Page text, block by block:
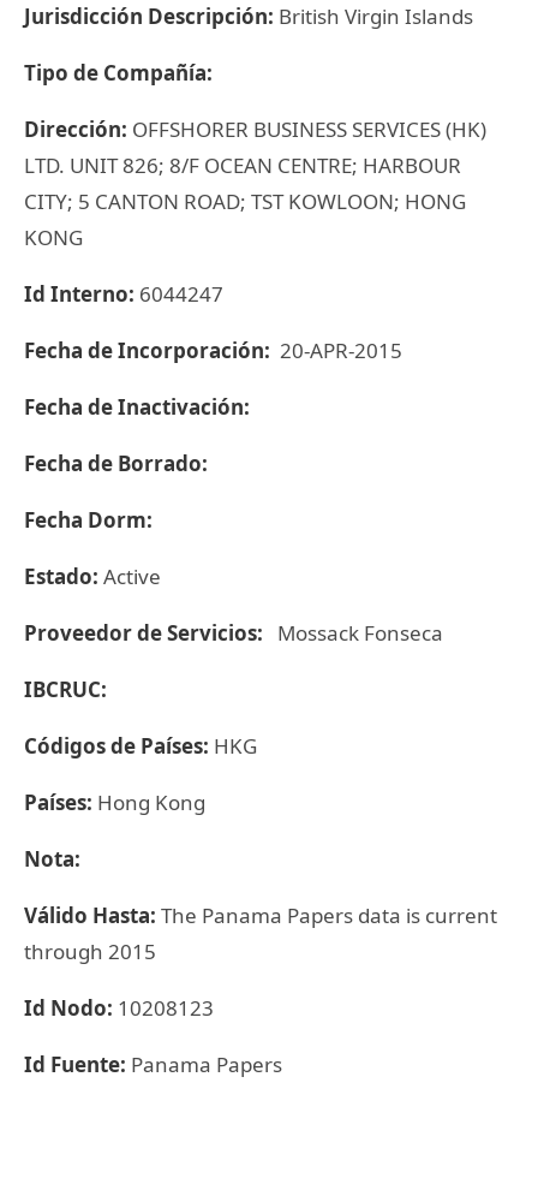
Jurisdicción Descripción: British Virgin Islands
Tipo de Compañía:
Dirección: OFFSHORER BUSINESS SERVICES (HK)
LTD. UNIT 826; 8/F OCEAN CENTRE; HARBOUR
CITY; 5 CANTON ROAD; TST KOWLOON; HONG
KONG
Id Interno: 6044247
Fecha de Incorporación: 20-APR-2015
Fecha de Inactivación:
Fecha de Borrado:
Fecha Dorm:
Estado: Active
Proveedor de Servicios: Mossack Fonseca
IBCRUC:
Códigos de Países: HKG
Países: Hong Kong
Nota:
Válido Hasta: The Panama Papers data is current
through 2015
Id Nodo: 10208123
Id Fuente: Panama Papers